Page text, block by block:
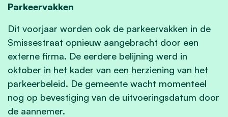
Parkeervakken
Dit voorjaar worden ook de parkeervakken in de
Smissestraat opnieuw aangebracht door een
externe firma. De eerdere belijning werd in
oktober in het kader van een herziening van het
parkeerbeleid. De gemeente wacht momenteel
nog op bevestiging van de uitvoeringsdatum door
de aannemer.